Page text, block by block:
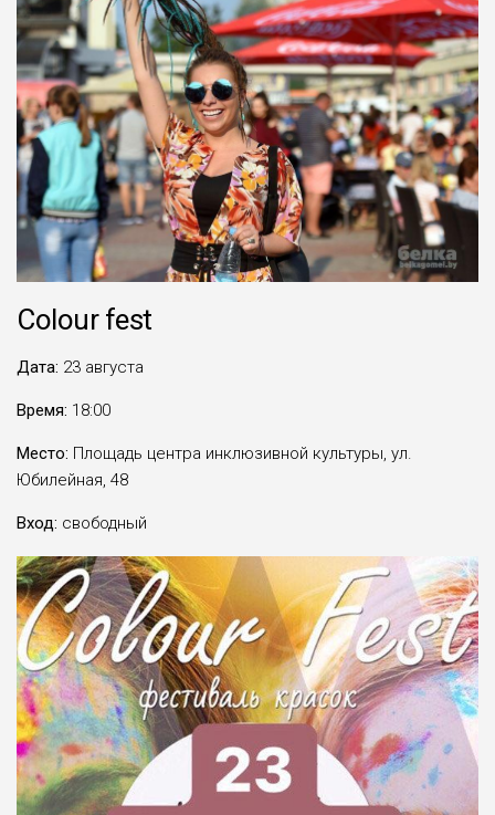
Colour fest
Дата: 23 августа
Время: 18:00
Место: Площадь центра инклюзивной культуры, ул.
Юбилейная, 48
Вход: свободный